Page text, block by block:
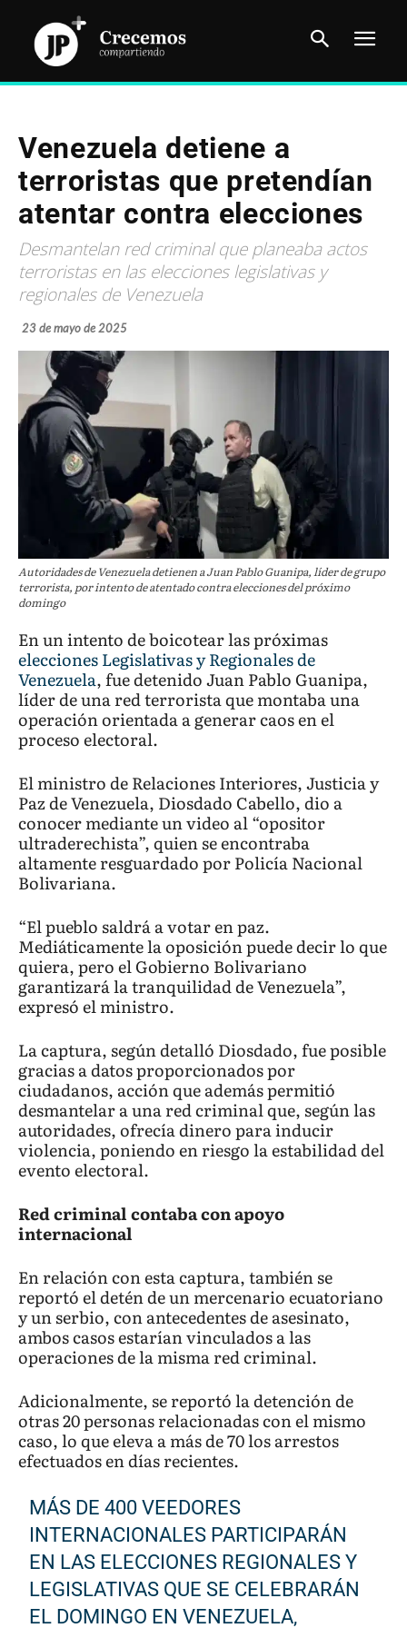
Venezuela detiene a
terroristas que pretendían
atentar contra elecciones
Desmantelan red criminal que planeaba actos
terroristas en las elecciones legislativas y
regionales de Venezuela
23 de mayo de 2025
Autoridades de Venezuela detienen a Juan Pablo Guanipa, líder de grupo
terrorista, por intento de atentado contra elecciones del próximo
domingo
En un intento de boicotear las próximas
elecciones Legislativas y Regionales de
Venezuela, fue detenido Juan Pablo Guanipa,
líder de una red terrorista que montaba una
operación orientada a generar caos en el
proceso electoral.
El ministro de Relaciones Interiores, Justicia y
Paz de Venezuela, Diosdado Cabello, dio a
conocer mediante un video al “opositor
ultraderechista”, quien se encontraba
altamente resguardado por Policía Nacional
Bolivariana.
“El pueblo saldrá a votar en paz.
Mediáticamente la oposición puede decir lo que
quiera, pero el Gobierno Bolivariano
garantizará la tranquilidad de Venezuela”,
expresó el ministro.
La captura, según detalló Diosdado, fue posible
gracias a datos proporcionados por
ciudadanos, acción que además permitió
desmantelar a una red criminal que, según las
autoridades, ofrecía dinero para inducir
violencia, poniendo en riesgo la estabilidad del
evento electoral.
Red criminal contaba con apoyo
internacional
En relación con esta captura, también se
reportó el detén de un mercenario ecuatoriano
y un serbio, con antecedentes de asesinato,
ambos casos estarían vinculados a las
operaciones de la misma red criminal.
Adicionalmente, se reportó la detención de
otras 20 personas relacionadas con el mismo
caso, lo que eleva a más de 70 los arrestos
efectuados en días recientes.
MÁS DE 400 VEEDORES
INTERNACIONALES PARTICIPARÁN
EN LAS ELECCIONES REGIONALES Y
LEGISLATIVAS QUE SE CELEBRARÁN
EL DOMINGO EN VENEZUELA,